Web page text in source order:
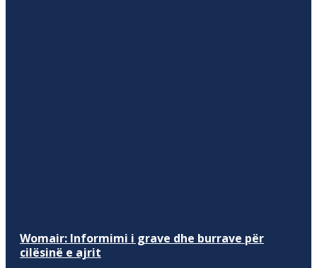
Womair: Informimi i grave dhe burrave për
cilësinë e ajrit